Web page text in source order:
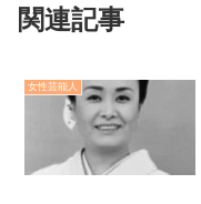
関連記事
女性芸能人